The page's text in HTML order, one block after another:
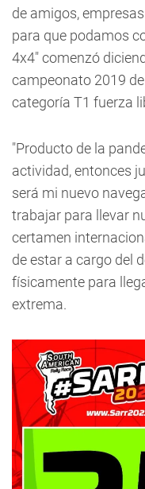
de amigos,
para que podamos
4x4" comenzó
campeonato 2019
categoría T1 fuerza
"Producto de la
actividad, entonces
será mi nuevo
trabajar para llevar
certamen
de estar a cargo del
físicamente para
extrema.